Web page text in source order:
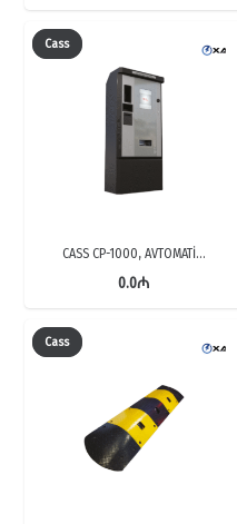
Cass
CASS CP-1000, AVTOMATİ…
0.0₼
Cass